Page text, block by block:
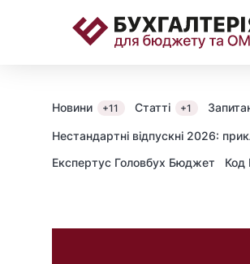
Новини +11 Статті +1
Нестандартні відпускні 2026:
Експертус Головбух Бюджет
Код